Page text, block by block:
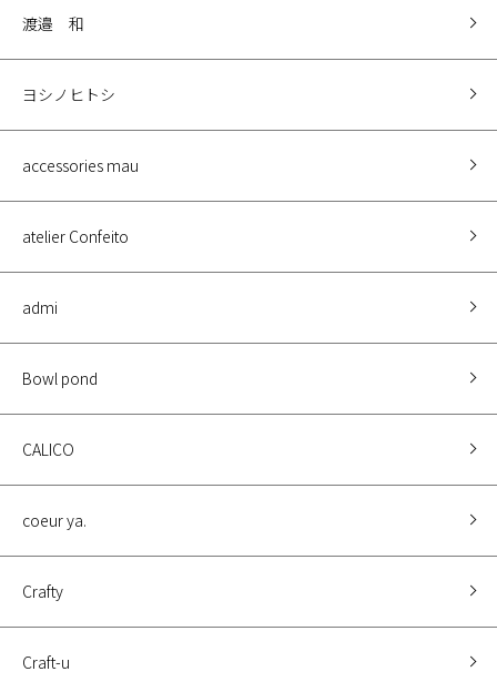
渡邉 和
ヨシノヒトシ
accessories mau
atelier Confeito
admi
Bowl pond
CALICO
coeur ya.
Crafty
Craft-u